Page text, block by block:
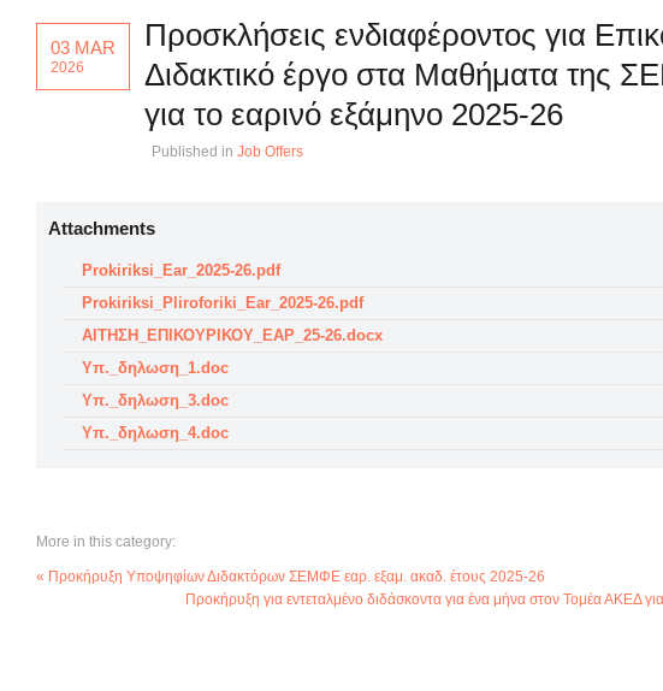
03 MAR
2026
Προσκλήσεις ενδιαφέροντος για
Διδακτικό έργο στα Μαθήματα της
για το εαρινό εξάμηνο 2025-26
Published in Job Offers
Attachments
Prokiriksi_Ear_2025-26.pdf
Prokiriksi_Pliroforiki_Ear_2025-26.pdf
ΑΙΤΗΣΗ_ΕΠΙΚΟΥΡΙΚΟΥ_ΕΑΡ_25-26.docx
Υπ._δηλωση_1.doc
Υπ._δηλωση_3.doc
Υπ._δηλωση_4.doc
More in this category:
« Προκήρυξη Υποψηφίων Διδακτόρων ΣΕΜΦΕ εαρ. εξαμ. ακαδ. έτους 2025-26
Προκήρυξη για εντεταλμένο διδάσκοντα για ένα μήνα στον Τομέα ΑΚΕΔ